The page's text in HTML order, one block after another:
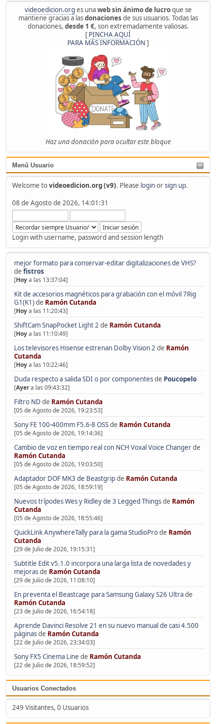
videoedicion.org es unaweb sin ánimo de lucroque se
mantiene gracias a lasdonaciones de sus usuarios. Todas las
donaciones, desde 1 €, son extremadamente valiosas.
[ PINCHA AQUÍ
PARA MÁS INFORMACIÓN ]
Haz una donación para ocultar este bloque
Menú Usuario
Welcome tovideoedicion.org (v9). Please loginorsign up.
08 de Agosto de 2026, 14:01:31
Login with username, password and session length
mejor formato para conservar-editar digitalizaciones de VHS?
de fistros
[Hoya las 13:37:04]
Kit de accesorios magnéticos para grabación con el móvil 7Rig
G1(K1)de Ramón Cutanda
[Hoya las 11:20:43]
ShiftCam SnapPocket Light 2 de Ramón Cutanda
[Hoya las 11:10:49]
Los televisores Hisense estrenan Dolby Vision 2 de Ramón
Cutanda
[Hoya las 10:22:46]
Duda respecto a salida SDI o por componentesde Poucopelo
[Ayera las 09:43:32]
Filtro ND de Ramón Cutanda
[05 de Agosto de 2026, 19:23:53]
Sony FE 100-400mm F5.6-8 OSSde Ramón Cutanda
[05 de Agosto de 2026, 19:14:36]
Cambio de voz en tiempo real con NCH Voxal Voice Changerde
Ramón Cutanda
[05 de Agosto de 2026, 19:03:50]
Adaptador DOF MK3 de Beastgripde Ramón Cutanda
[05 de Agosto de 2026, 18:59:19]
Nuevos trípodes Wes y Ridley de 3 Legged Thingsde Ramón
Cutanda
[05 de Agosto de 2026, 18:55:46]
QuickLink AnywhereTally para la gama StudioProde Ramón
Cutanda
[29 de Julio de 2026, 19:15:31]
Subtitle Edit v5.1.0 incorpora una larga lista de novedades y
mejorasde Ramón Cutanda
[29 de Julio de 2026, 11:08:10]
En preventa el Beastcage para Samsung Galaxy S26 Ultrade
Ramón Cutanda
[23 de Julio de 2026, 16:54:18]
Aprende Davinci Resolve 21 en su nuevo manual de casi 4.500
páginasde Ramón Cutanda
[22 de Julio de 2026, 23:34:03]
Sony FX5 Cinema Line de Ramón Cutanda
[22 de Julio de 2026, 18:59:52]
Usuarios Conectados
249 Visitantes, 0 Usuarios